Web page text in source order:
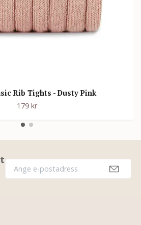
Rib Tights - Dusty Pink
179 kr